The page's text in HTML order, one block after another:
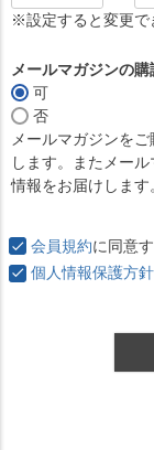
※設定すると変更で
メールマガジンの購
可
否
メールマガジンを
します。またメー
情報をお届けします
会員規約に同意
個人情報保護方針